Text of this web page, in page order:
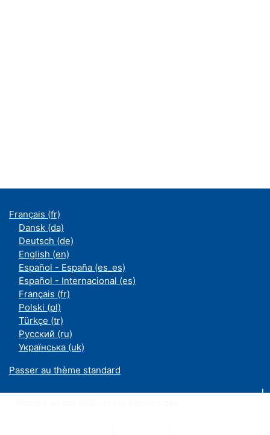
Français ‎(fr)‎
Dansk ‎(da)‎
Deutsch ‎(de)‎
English ‎(en)‎
Español - España ‎(es_es)‎
Español - Internacional ‎(es)‎
Français ‎(fr)‎
Polski ‎(pl)‎
Türkçe ‎(tr)‎
Русский ‎(ru)‎
Українська ‎(uk)‎
Passer au thème standard